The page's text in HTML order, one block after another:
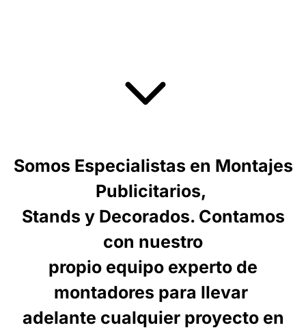
Somos Especialistas en Montajes
Publicitarios,
Stands y Decorados. Contamos
con nuestro
propio equipo experto de
montadores para llevar
adelante cualquier proyecto en